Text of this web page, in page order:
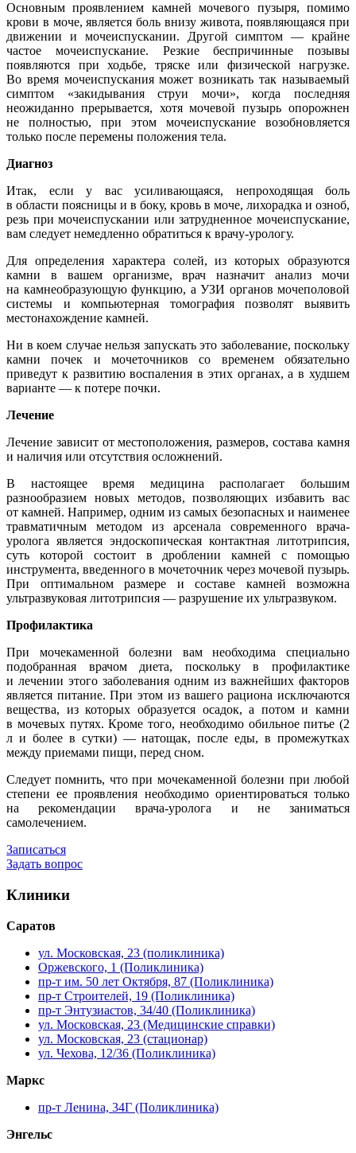
Основным проявлением камней мочевого пузыря, помимо
крови в моче, является боль внизу живота, появляющаяся при
движении и мочеиспускании. Другой симптом — крайне
частое мочеиспускание. Резкие беспричинные позывы
появляются при ходьбе, тряске или физической нагрузке.
Во время мочеиспускания может возникать так называемый
симптом «закидывания струи мочи», когда последняя
неожиданно прерывается, хотя мочевой пузырь опорожнен
не полностью, при этом мочеиспускание возобновляется
только после перемены положения тела.
Диагноз
Итак, если у вас усиливающаяся, непроходящая боль
в области поясницы и в боку, кровь в моче, лихорадка и озноб,
резь при мочеиспускании или затрудненное мочеиспускание,
вам следует немедленно обратиться к врачу-урологу.
Для определения характера солей, из которых образуются
камни в вашем организме, врач назначит анализ мочи
на камнеобразующую функцию, а УЗИ органов мочеполовой
системы и компьютерная томография позволят выявить
местонахождение камней.
Ни в коем случае нельзя запускать это заболевание, поскольку
камни почек и мочеточников со временем обязательно
приведут к развитию воспаления в этих органах, а в худшем
варианте — к потере почки.
Лечение
Лечение зависит от местоположения, размеров, состава камня
и наличия или отсутствия осложнений.
В настоящее время медицина располагает большим
разнообразием новых методов, позволяющих избавить вас
от камней. Например, одним из самых безопасных и наименее
травматичным методом из арсенала современного врача-
уролога является эндоскопическая контактная литотрипсия,
суть которой состоит в дроблении камней с помощью
инструмента, введенного в мочеточник через мочевой пузырь.
При оптимальном размере и составе камней возможна
ультразвуковая литотрипсия — разрушение их ультразвуком.
Профилактика
При мочекаменной болезни вам необходима специально
подобранная врачом диета, поскольку в профилактике
и лечении этого заболевания одним из важнейших факторов
является питание. При этом из вашего рациона исключаются
вещества, из которых образуется осадок, а потом и камни
в мочевых путях. Кроме того, необходимо обильное питье (2
л и более в сутки) — натощак, после еды, в промежутках
между приемами пищи, перед сном.
Следует помнить, что при мочекаменной болезни при любой
степени ее проявления необходимо ориентироваться только
на рекомендации врача-уролога и не заниматься
самолечением.
Записаться
Задать вопрос
Клиники
Саратов
ул. Московская, 23 (поликлиника)
Оржевского, 1 (Поликлиника)
пр-т им. 50 лет Октября, 87 (Поликлиника)
пр-т Строителей, 19 (Поликлиника)
пр-т Энтузиастов, 34/40 (Поликлиника)
ул. Московская, 23 (Медицинские справки)
ул. Московская, 23 (стационар)
ул. Чехова, 12/36 (Поликлиника)
Маркс
пр-т Ленина, 34Г (Поликлиника)
Энгельс